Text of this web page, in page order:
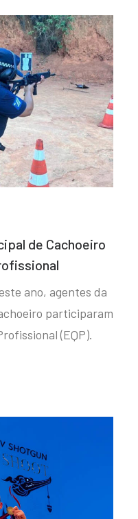
de Cachoeiro
ano, agentes da
participaram
(EQP).